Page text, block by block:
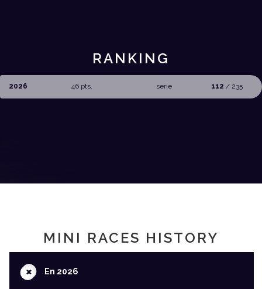
RANKING
2026 46 pts. serie 112 / 235
MINI RACES HISTORY
+En 2026